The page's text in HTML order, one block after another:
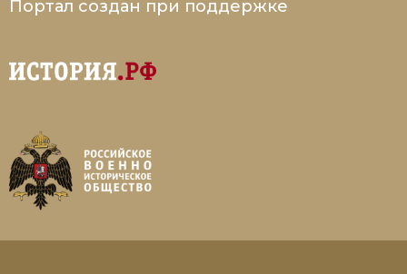
Портал создан при поддержке